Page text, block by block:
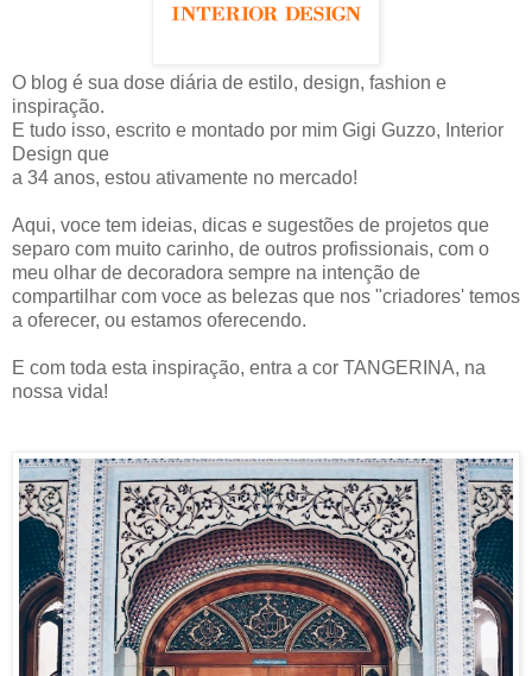
O blog é sua dose diária de estilo, design, fashion e
inspiração.
E tudo isso, escrito e montado por mim Gigi Guzzo, Interior
Design que
a 34 anos, estou ativamente no mercado!
Aqui, voce tem ideias, dicas e sugestões de projetos que
separo com muito carinho, de outros profissionais, com o
meu olhar de decoradora sempre na intenção de
compartilhar com voce as belezas que nos "criadores' temos
a oferecer, ou estamos oferecendo.
E com toda esta inspiração, entra a cor TANGERINA, na
nossa vida!